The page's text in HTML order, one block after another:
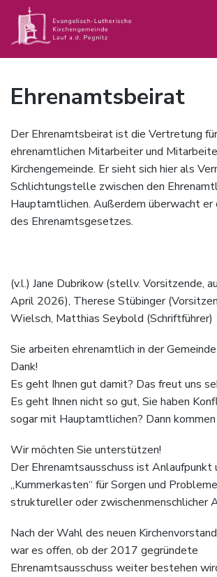
Ehrenamtsbeirat
Der Ehrenamtsbeirat ist die Vertretung
ehrenamtlichen Mitarbeiter und
Kirchengemeinde. Er sieht sich hier als
Schlichtungstelle zwischen den
Hauptamtlichen. Außerdem überwacht er
des Ehrenamtsgesetzes.
(v.l.) Jane Dubrikow (stellv. Vorsitzende,
April 2026), Therese Stübinger
Wielsch, Matthias Seybold (Schriftführer)
Sie arbeiten ehrenamtlich in der
Dank!
Es geht Ihnen gut damit? Das freut uns
Es geht Ihnen nicht so gut, Sie haben
sogar mit Hauptamtlichen? Dann kommen
Wir möchten Sie unterstützen!
Der Ehrenamtsausschuss ist Anlaufpunkt
„Kummerkasten“ für Sorgen und
struktureller oder zwischenmenschlicher
Nach der Wahl des neuen
war es offen, ob der 2017 gegründete
Ehrenamtsausschuss weiter bestehen